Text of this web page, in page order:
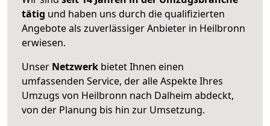
tätig und haben uns durch die qualifizierten
Angebote als zuverlässiger Anbieter in Heilbronn
erwiesen.
Unser Netzwerk bietet Ihnen einen
umfassenden Service, der alle Aspekte Ihres
Umzugs von Heilbronn nach Dalheim abdeckt,
von der Planung bis hin zur Umsetzung.